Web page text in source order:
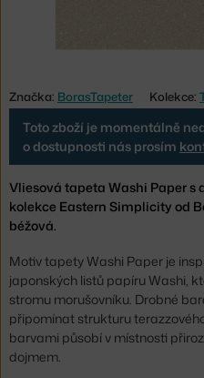
Značka: BorasTapeter Kolekce:
Toto zboží je momentálně
o dostupnosti nás prosím
Vliesová tapeta Washi Paper
kolekce Eastern Simplicity od
béžová.
Motiv tapety Washi Paper je
japonských listů papíru Washi,
stromu morušovníku. Drobné
připomínat strukturu
barvami působí v místnosti
dojmem.